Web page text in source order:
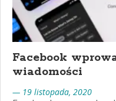
Facebook
wiadomości
— 19 listopada, 2020